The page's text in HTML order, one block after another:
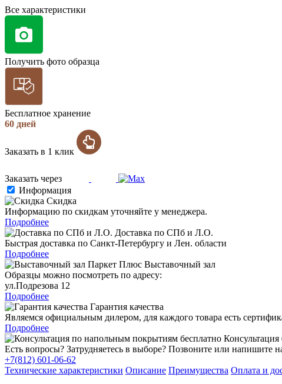
Все характеристики
Получить фото образца
Бесплатное хранение
60 дней
Заказать в 1 клик
Заказать через
Информация
Скидка
Информацию по скидкам уточняйте у менеджера.
Подробнее
Доставка по СПб и Л.О.
Быстрая доставка по Санкт-Петербургу и Лен. области
Подробнее
Выставочный зал
Образцы можно посмотреть по адресу:
ул.Подрезова 12
Подробнее
Гарантия качества
Являемся официальным дилером, для каждого товара есть
Подробнее
Консультация
Есть вопросы? Затрудняетесь в выборе? Позвоните или
+7(812) 601-06-62
Технические характеристики Описание Преимущества Оплата и